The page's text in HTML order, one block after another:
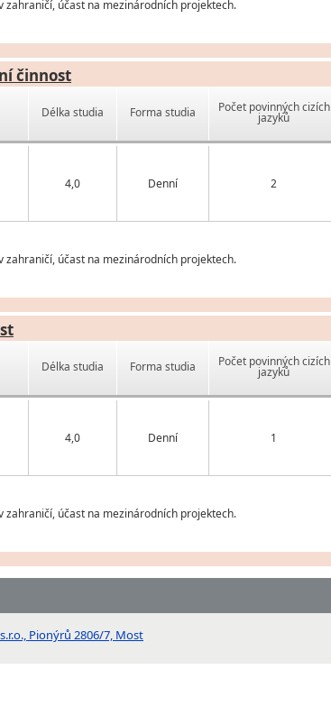
zahraničí, účast na mezinárodních projektech.
činnost
Délka studia Forma studia Počet povinných cizích
jazyků
4,0 Denní 2
zahraničí, účast na mezinárodních projektech.
Délka studia Forma studia Počet povinných cizích
jazyků
4,0 Denní 1
zahraničí, účast na mezinárodních projektech.
Pionýrů 2806/7, Most